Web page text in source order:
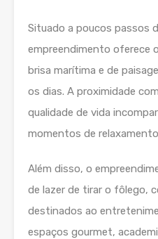
Situado a poucos passos
empreendimento oferece
brisa marítima e de
os dias. A proximidade
qualidade de vida
momentos de
Além disso, o
de lazer de tirar o fôlego,
destinados ao
espaços gourmet,